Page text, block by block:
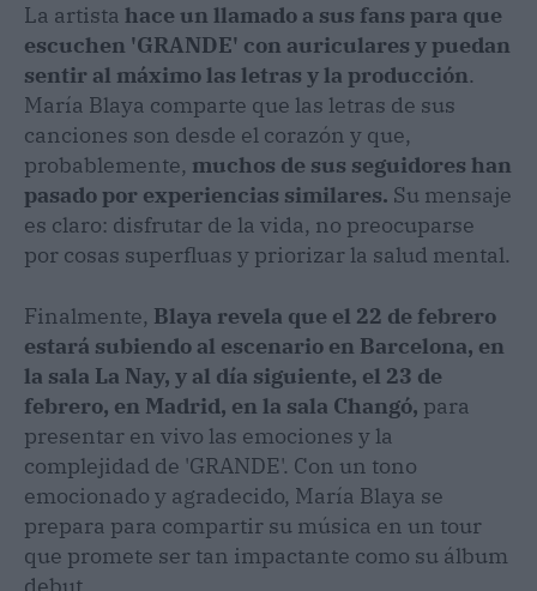
La artista hace un llamado a sus fans para que
escuchen 'GRANDE' con auriculares y puedan
sentir al máximo las letras y la producción.
María Blaya comparte que las letras de sus
canciones son desde el corazón y que,
probablemente, muchos de sus seguidores han
pasado por experiencias similares. Su mensaje
es claro: disfrutar de la vida, no preocuparse
por cosas superfluas y priorizar la salud mental.
Finalmente, Blaya revela que el 22 de febrero
estará subiendo al escenario en Barcelona, en
la sala La Nay, y al día siguiente, el 23 de
febrero, en Madrid, en la sala Changó, para
presentar en vivo las emociones y la
complejidad de 'GRANDE'. Con un tono
emocionado y agradecido, María Blaya se
prepara para compartir su música en un tour
que promete ser tan impactante como su álbum